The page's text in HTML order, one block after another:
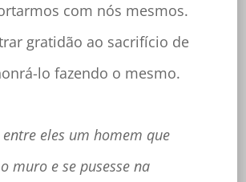
com nós mesmos.
gratidão ao sacrifício de
lo fazendo o mesmo.
entre eles um homem que
muro e se pusesse na